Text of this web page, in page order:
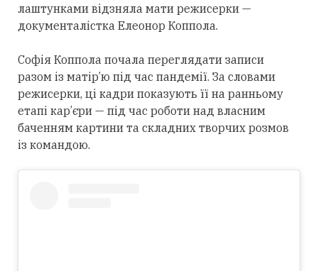
лаштунками відзняла мати режисерки —
документалістка Елеонор Коппола.
Софія Коппола почала переглядати записи
разом із матір’ю під час пандемії. За словами
режисерки, ці кадри показують її на ранньому
етапі кар’єри — під час роботи над власним
баченням картини та складних творчих розмов
із командою.